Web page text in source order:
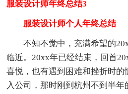
服装设计师年终总结3
服装设计师个人年终总结
不知不觉中，充满希望的
临近。20xx年已经结束，回首
喜悦，也有遇到困难和挫折时
入公司，那时刚到杭州不到半